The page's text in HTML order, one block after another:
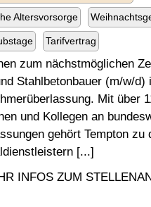
Altersvorsorge
Tarifvertrag
zum nächstmöglichen
Stahlbetonbauer (m/w/d)
Mit über
und Kollegen an
gehört Tempton zu
[...]
INFOS ZUM